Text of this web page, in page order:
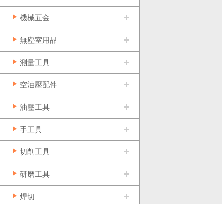
機械五金
無塵室用品
測量工具
空油壓配件
油壓工具
手工具
切削工具
研磨工具
焊切